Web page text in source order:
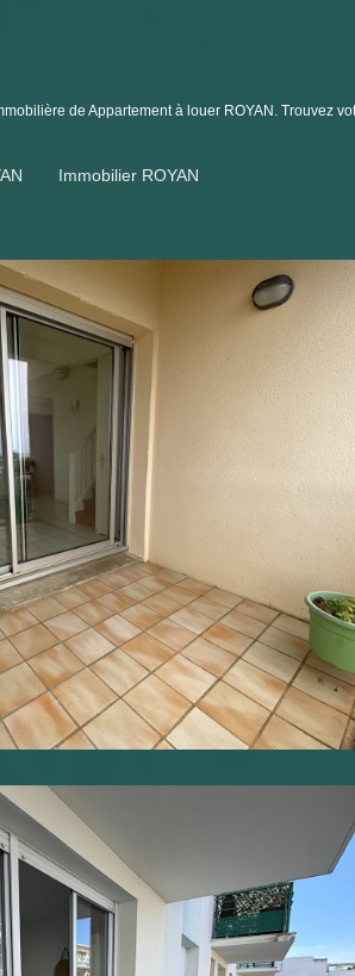
de Appartement à louer ROYAN. Trouvez
Immobilier ROYAN